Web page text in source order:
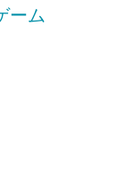
ーム